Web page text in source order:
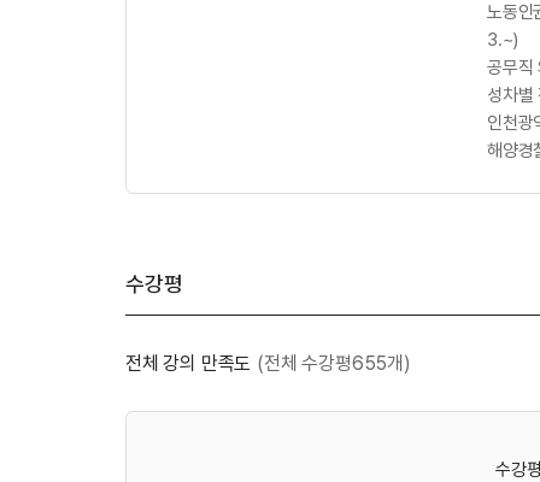
노동인
3.~)
공무직
성차
인천
해양경
수강평
전체 강의 만족도 (전체 수강평655개)
수강